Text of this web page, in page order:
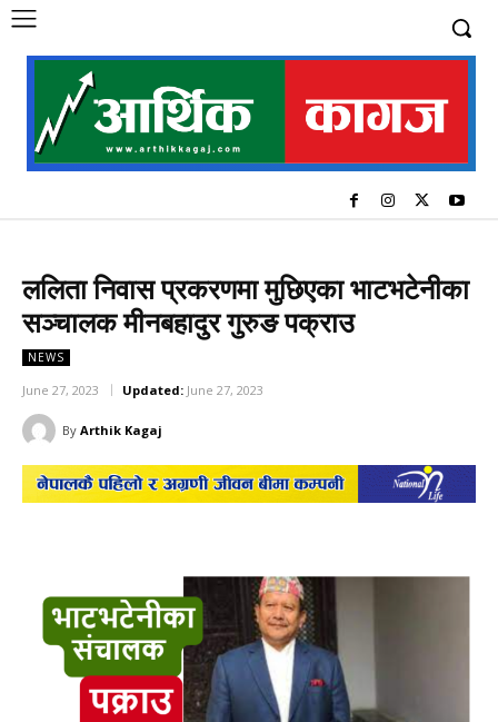
ललिता निवास प्रकरणमा मुछिएका भाटभटेनीका
सञ्चालक मीनबहादुर गुरुङ पक्राउ
NEWS
June 27, 2023 Updated: June 27, 2023
By Arthik Kagaj